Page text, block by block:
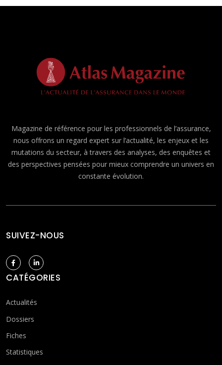
Magazine de référence pour les professionnels de l’assurance,
nous offrons un regard expert sur l’actualité, les enjeux et les
mutations du secteur, à travers des analyses, des enquêtes et
des perspectives pensées pour mieux comprendre un univers en
constante évolution.
SUIVEZ-NOUS
CATÉGORIES
Actualités
Dossiers
Fiches
Statistiques